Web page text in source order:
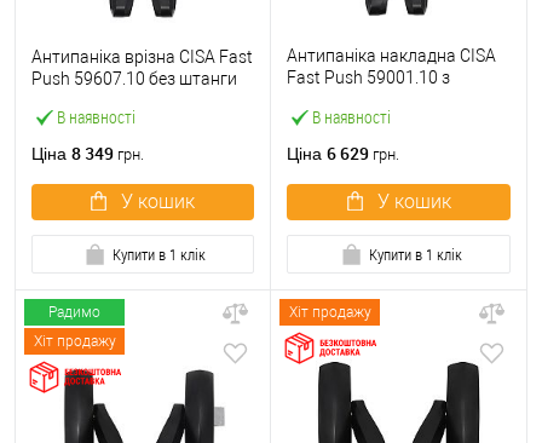
В наявності
Антипаніка врізна CISA Fast
Push 59607.10 без штанги
Ціна 8 349 грн.
У кошик
Купити в 1 клік
В наявності
Антипаніка накладна CISA
Fast Push 59001.10 з
Ціна 6 629 грн.
У кошик
Купити в 1 клік
Радимо
Хіт продажу
Хіт продажу